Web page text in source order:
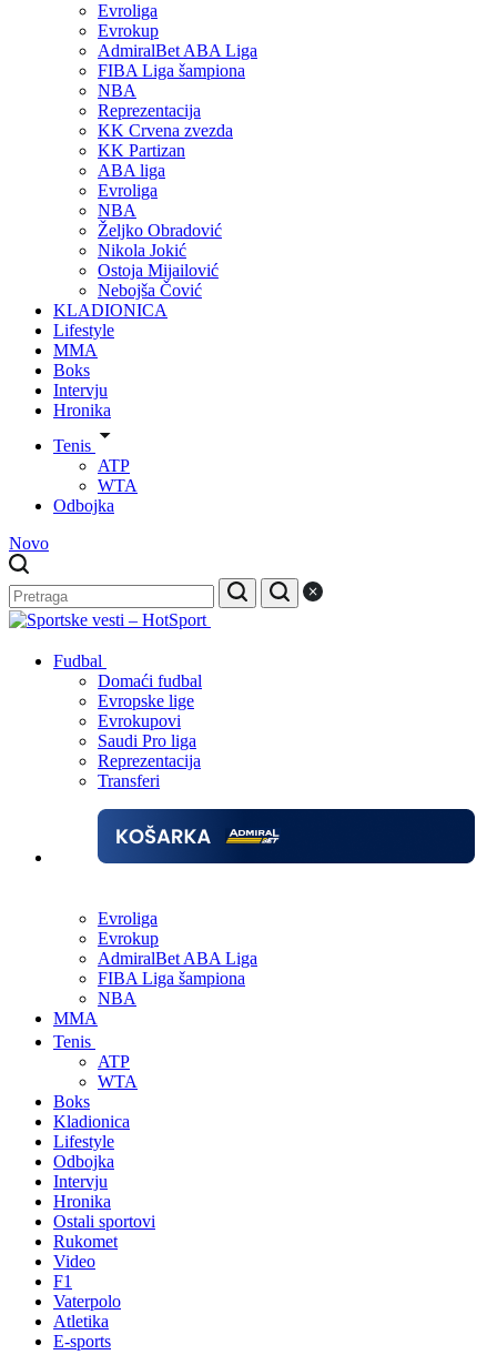
Evroliga
Evrokup
AdmiralBet ABA Liga
FIBA Liga šampiona
NBA
Reprezentacija
KK Crvena zvezda
KK Partizan
ABA liga
Evroliga
NBA
Željko Obradović
Nikola Jokić
Ostoja Mijailović
Nebojša Čović
KLADIONICA
Lifestyle
MMA
Boks
Intervju
Hronika
Tenis
ATP
WTA
Odbojka
Novo
Fudbal
Domaći fudbal
Evropske lige
Evrokupovi
Saudi Pro liga
Reprezentacija
Transferi
Evroliga
Evrokup
AdmiralBet ABA Liga
FIBA Liga šampiona
NBA
MMA
Tenis
ATP
WTA
Boks
Kladionica
Lifestyle
Odbojka
Intervju
Hronika
Ostali sportovi
Rukomet
Video
F1
Vaterpolo
Atletika
E-sports